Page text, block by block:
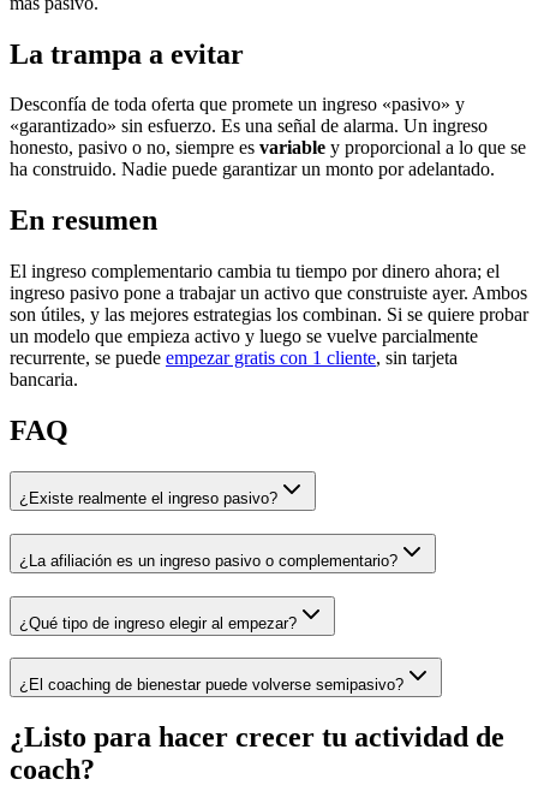
La trampa a evitar
Desconfía de toda oferta que promete un ingreso «pasivo» y
«garantizado» sin esfuerzo. Es una señal de alarma. Un ingreso
honesto, pasivo o no, siempre es variable y proporcional a lo que se
ha construido. Nadie puede garantizar un monto por adelantado.
En resumen
El ingreso complementario cambia tu tiempo por dinero ahora; el
ingreso pasivo pone a trabajar un activo que construiste ayer. Ambos
son útiles, y las mejores estrategias los combinan. Si se quiere probar
un modelo que empieza activo y luego se vuelve parcialmente
recurrente, se puede empezar gratis con 1 cliente, sin tarjeta
bancaria.
FAQ
¿Existe realmente el ingreso pasivo?
¿La afiliación es un ingreso pasivo o complementario?
¿Qué tipo de ingreso elegir al empezar?
¿El coaching de bienestar puede volverse semipasivo?
¿Listo para hacer crecer tu actividad de
coach?